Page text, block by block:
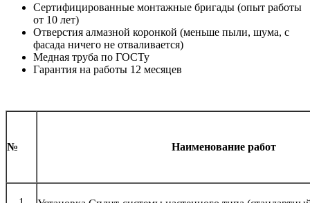
Сертифицированные монтажные бригады (опыт работы
от 10 лет)
Отверстия алмазной коронкой (меньше пыли, шума, с
фасада ничего не отваливается)
Медная труба по ГОСТу
Гарантия на работы 12 месяцев
№ Наименование работ